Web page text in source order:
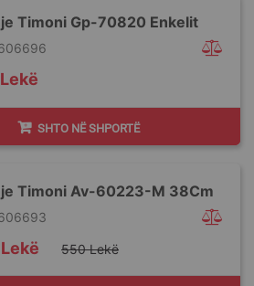
Timoni Gp-70820 Enkelit
SHTO NË SHPORTË
Timoni Av-60223-M 38Cm
550 Lekë